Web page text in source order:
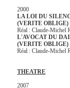
2000
LA LOI DU
(VERITE OBLIGE)
Réal : Claude-Michel
L'AVOCAT DU
(VERITE OBLIGE)
Réal : Claude-Michel
THEATRE
2007